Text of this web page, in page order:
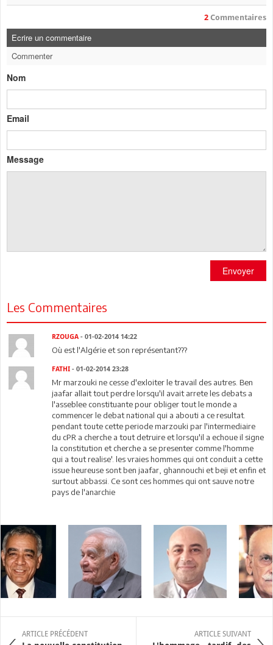
2 Commentaires
Ecrire un commentaire
Commenter
Nom
Email
Message
Envoyer
Les Commentaires
RZOUGA - 01-02-2014 14:22
Où est l'Algérie et son représentant???
FATHI - 01-02-2014 23:28
Mr marzouki ne cesse d'exloiter le travail des autres. Ben
jaafar allait tout perdre lorsqu'il avait arrete les debats a
l'asseblee constituante pour obliger tout le monde a
commencer le debat national qui a abouti a ce resultat.
pendant toute cette periode marzouki par l'intermediaire
du cPR a cherche a tout detruire et lorsqu'il a echoue il signe
la constitution et cherche a se presenter comme l'homme
qui a tout realise'. les vraies hommes qui ont conduit a cette
issue heureuse sont ben jaafar, ghannouchi et beji et enfin et
surtout abbassi. Ce sont ces hommes qui ont sauve notre
pays de l'anarchie
ARTICLE PRÉCÉDENT ARTICLE SUIVANT